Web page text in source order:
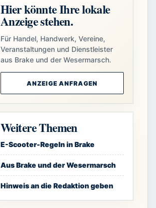
Hier könnte Ihre lokale
Anzeige stehen.
Für Handel, Handwerk, Vereine,
Veranstaltungen und Dienstleister
aus Brake und der Wesermarsch.
ANZEIGE ANFRAGEN
Weitere Themen
E-Scooter-Regeln in Brake
Aus Brake und der Wesermarsch
Hinweis an die Redaktion geben